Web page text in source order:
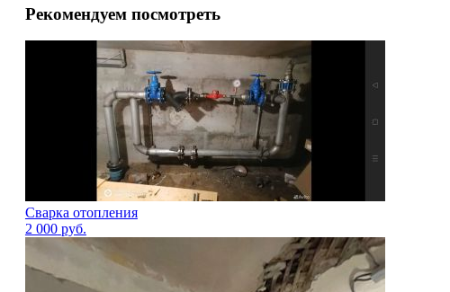
Рекомендуем посмотреть
Сварка отопления
2 000 руб.